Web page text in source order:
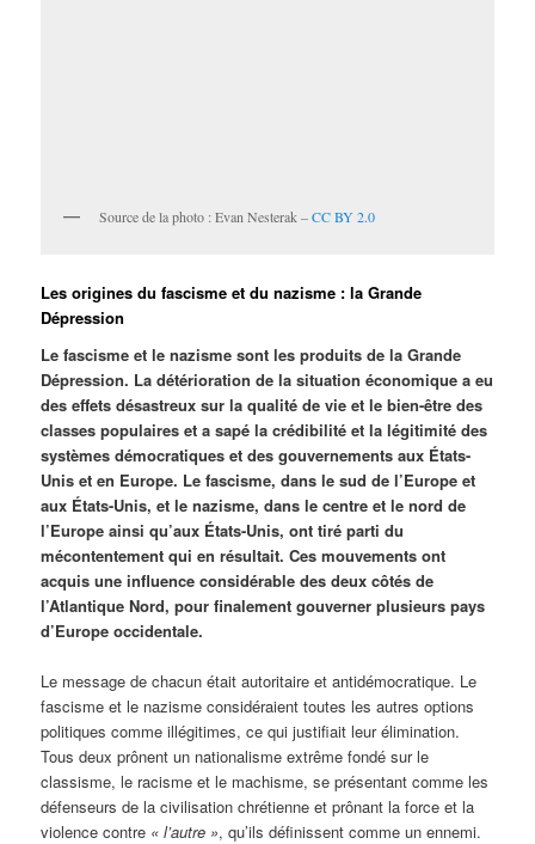
Source de la photo : Evan Nesterak –CC BY 2.0
Les origines du fascisme et du nazisme : la Grande
Dépression
Le fascisme et le nazisme sont les produits de la Grande
Dépression. La détérioration de la situation économique a eu
des effets désastreux sur la qualité de vie et le bien-être des
classes populaires et a sapé la crédibilité et la légitimité des
systèmes démocratiques et des gouvernements aux États-
Unis et en Europe. Le fascisme, dans le sud de l’Europe et
aux États-Unis, et le nazisme, dans le centre et le nord de
l’Europe ainsi qu’aux États-Unis, ont tiré parti du
mécontentement qui en résultait. Ces mouvements ont
acquis une influence considérable des deux côtés de
l’Atlantique Nord, pour finalement gouverner plusieurs pays
d’Europe occidentale.
Le message de chacun était autoritaire et antidémocratique. Le
fascisme et le nazisme considéraient toutes les autres options
politiques comme illégitimes, ce qui justifiait leur élimination.
Tous deux prônent un nationalisme extrême fondé sur le
classisme, le racisme et le machisme, se présentant comme les
défenseurs de la civilisation chrétienne et prônant la force et la
violence contre « l’autre », qu’ils définissent comme un ennemi.